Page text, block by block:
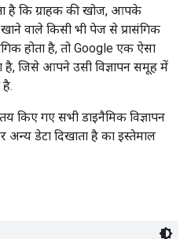
है कि ग्राहक की खोज, आपके
वाले किसी भी पेज से प्रासंगिक
होता है, तो Google एक ऐसा
है, जिसे आपने उसी विज्ञापन समूह में
है.
तय किए गए सभी डाइनैमिक विज्ञापन
डेटा दिखाता है का इस्तेमाल